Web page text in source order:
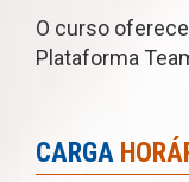
O curso
Plataforma
CARGA